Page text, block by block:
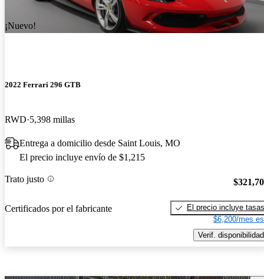
¡Nuevo!
2022 Ferrari 296 GTB
RWD 5,398 millas
Entrega a domicilio desde Saint Louis, MO
El precio incluye envío de $1,215
Trato justo
Certificados por el fabricante
El precio incluye tasas
$6,200/mes
Verif. disponibilidad